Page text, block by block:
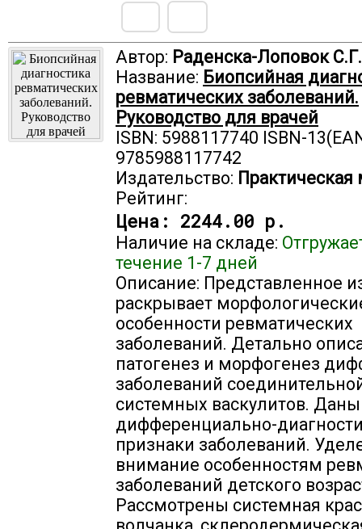
Автор: Раденска-Лоповок С.Г.
Название: Биопсийная
ревматических заболеваний.
Руководство для врачей
ISBN: 5988117740 ISBN-
9785988117742
Издательство:
Рейтинг:
Цена: 2244.00 р.
Наличие на складе:
течение 1-7 дней
Описание: Представленное
раскрывает
особенности ревматических
заболеваний. Детально
патогенез и морфогенез
заболеваний
системных васкулитов.
дифференциально-
признаки заболеваний.
внимание особенностям
заболеваний детского
Рассмотрены системная